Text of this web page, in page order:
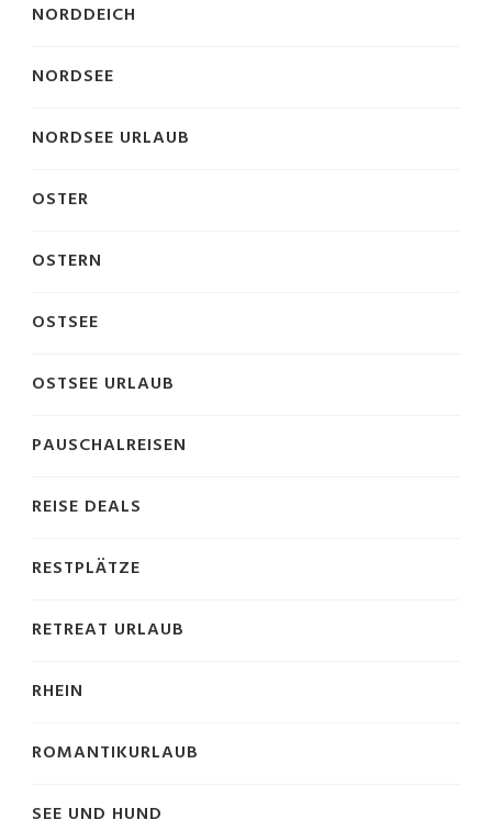
NORDDEICH
NORDSEE
NORDSEE URLAUB
OSTER
OSTERN
OSTSEE
OSTSEE URLAUB
PAUSCHALREISEN
REISE DEALS
RESTPLÄTZE
RETREAT URLAUB
RHEIN
ROMANTIKURLAUB
SEE UND HUND